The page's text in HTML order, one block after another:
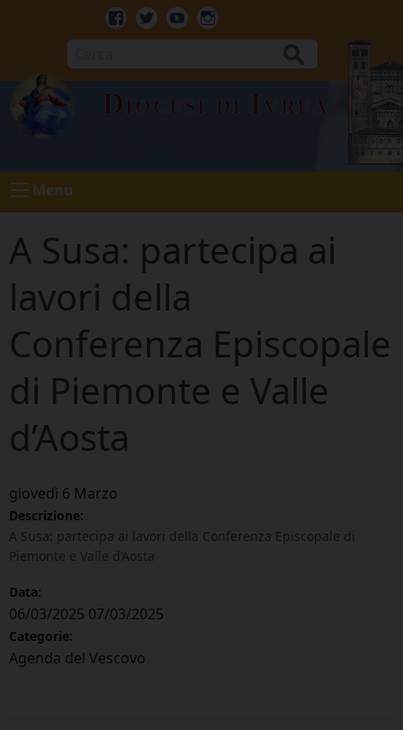
Facebook
TwitterYoutubeInstagram
Diocesi di Ivrea
Menu
A Susa: partecipa ai
lavori della
Conferenza Episcopale
di Piemonte e Valle
d’Aosta
giovedì 6 Marzo
Descrizione:
A Susa: partecipa ai lavori della Conferenza Episcopale di
Piemonte e Valle d’Aosta
Data:
06/03/2025 07/03/2025
Categorie:
Agenda del Vescovo